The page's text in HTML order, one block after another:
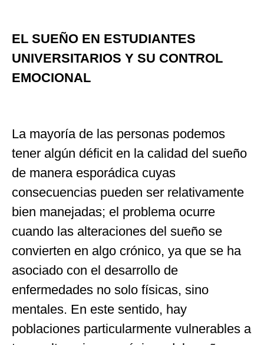
EL SUEÑO EN ESTUDIANTES
UNIVERSITARIOS Y SU CONTROL
EMOCIONAL
La mayoría de las personas podemos
tener algún déficit en la calidad del sueño
de manera esporádica cuyas
consecuencias pueden ser relativamente
bien manejadas; el problema ocurre
cuando las alteraciones del sueño se
convierten en algo crónico, ya que se ha
asociado con el desarrollo de
enfermedades no solo físicas, sino
mentales. En este sentido, hay
poblaciones particularmente vulnerables a